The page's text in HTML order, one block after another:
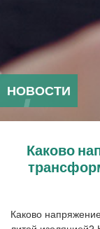
НОВОСТИ
Каково
Каково